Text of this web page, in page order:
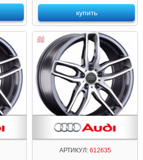
купить
АРТИКУЛ:612635